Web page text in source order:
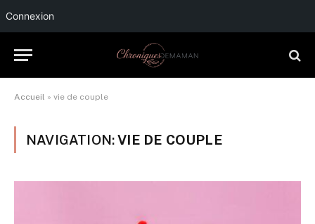
Connexion
Accueil » vie de couple
NAVIGATION:VIE DE COUPLE